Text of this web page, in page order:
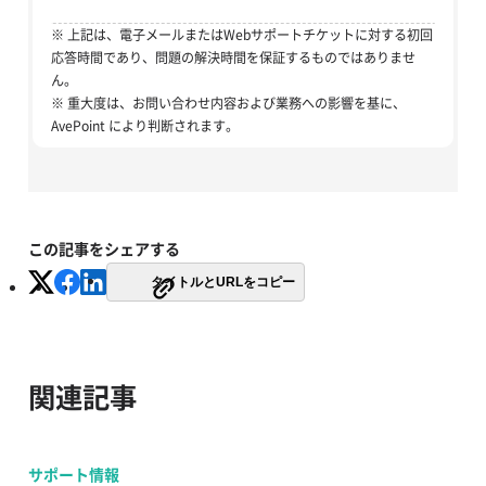
※ 上記は、電子メールまたはWebサポートチケットに対する初回
応答時間であり、問題の解決時間を保証するものではありませ
ん。
※ 重大度は、お問い合わせ内容および業務への影響を基に、
AvePoint により判断されます。
この記事をシェアする
タイトルとURLをコピー
関連記事
サポート情報